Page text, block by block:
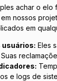
achar o elo
nossos
em
usuários: Eles
e logs de